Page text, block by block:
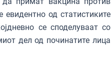
од статистиките
се споделуваат со
дел од починатите лица